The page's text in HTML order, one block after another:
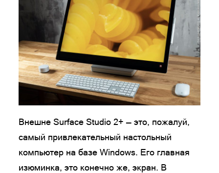
Внешне Surface Studio 2+ — это, пожалуй,
самый привлекательный настольный
компьютер на базе Windows. Его главная
изюминка, это конечно же, экран. В